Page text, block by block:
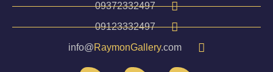
09372332497
09123332497
info@RaymonGallery.com